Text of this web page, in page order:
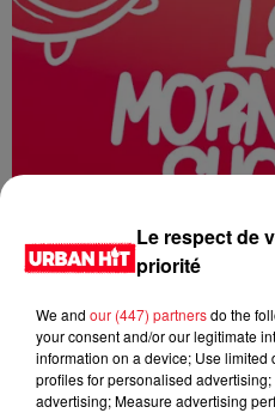
Le respect de
priorité
We and our (447) partnersdo the
your consent and/or our legitimate
information on a device; Use
profiles for personalised
advertising; Measure advertising